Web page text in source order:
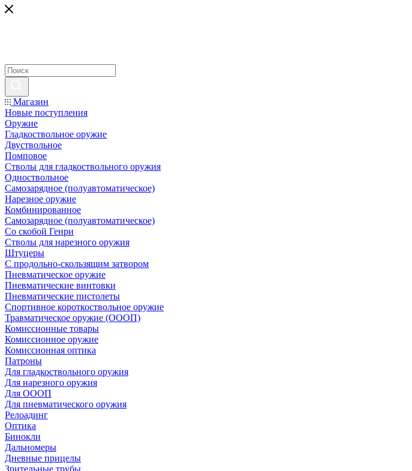
Магазин
Новые поступления
Оружие
Гладкоствольное оружие
Двуствольное
Помповое
Стволы для гладкоствольного оружия
Одноствольное
Самозарядное (полуавтоматическое)
Нарезное оружие
Комбинированное
Самозарядное (полуавтоматическое)
Со скобой Генри
Стволы для нарезного оружия
Штуцеры
С продольно-скользящим затвором
Пневматическое оружие
Пневматические винтовки
Пневматические пистолеты
Спортивное короткоствольное оружие
Травматическое оружие (ОООП)
Комиссионные товары
Комиссионное оружие
Комиссионная оптика
Патроны
Для гладкоствольного оружия
Для нарезного оружия
Для ОООП
Для пневматического оружия
Релоадинг
Оптика
Бинокли
Дальномеры
Дневные прицелы
Зрительные трубы